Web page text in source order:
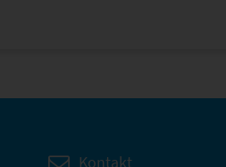
Kontakt